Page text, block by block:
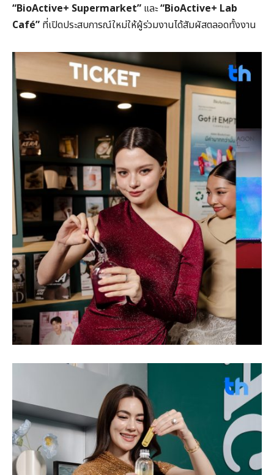
“BioActive+ Supermarket” และ“BioActive+ Lab
Café” ที่เปิดประสบการณ์ใหม่ให้ผู้ร่วมงานได้สัมผัสตลอดทั้งงาน